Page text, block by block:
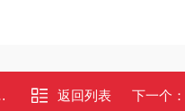
返回列表 下一个：